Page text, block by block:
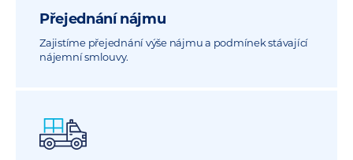
Přejednání nájmu
Zajistíme přejednání výše nájmu a podmínek stávající
nájemní smlouvy.